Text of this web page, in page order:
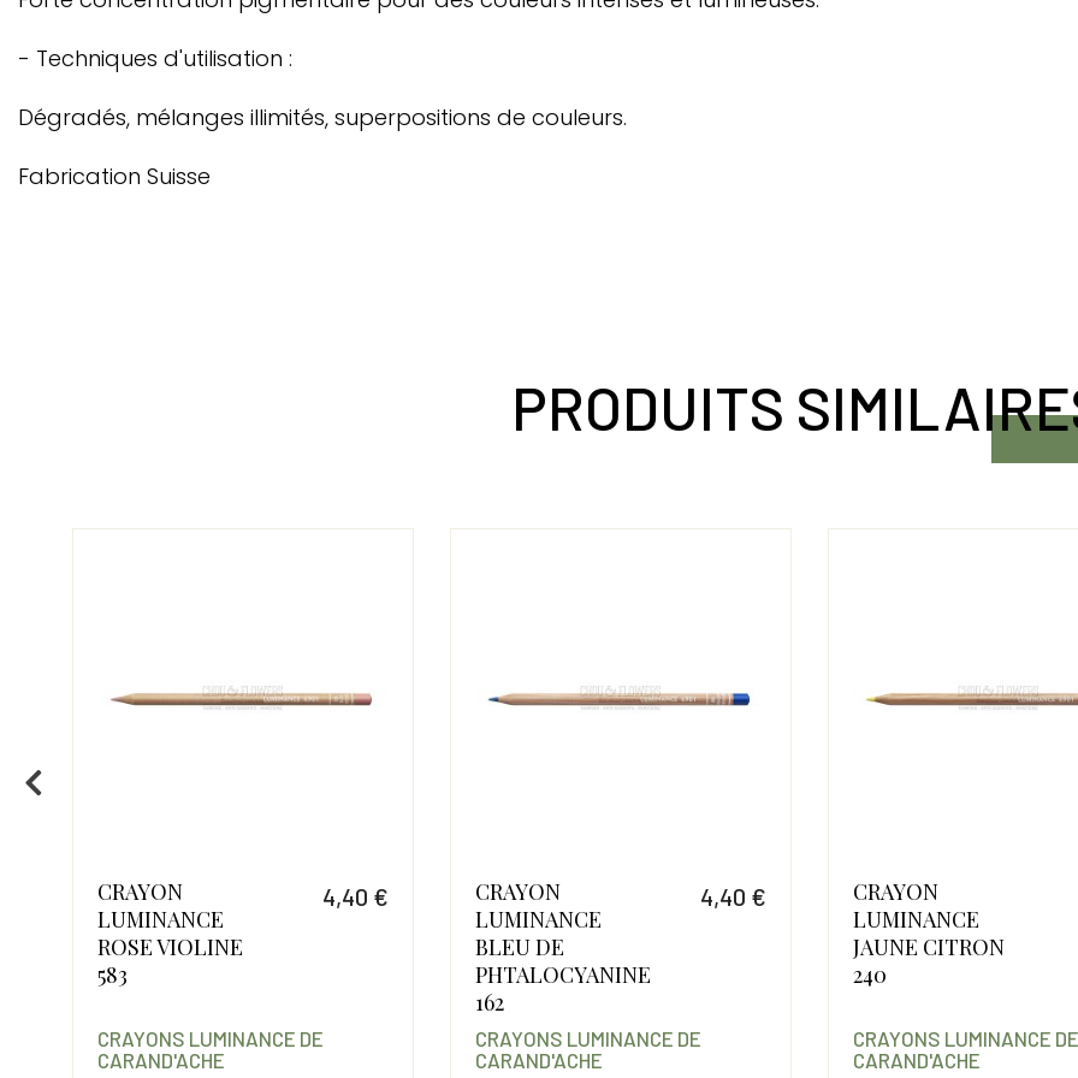
- Techniques d'utilisation :
Dégradés, mélanges illimités, superpositions de couleurs.
Fabrication Suisse
PRODUITS
CRAYON
LUMINANCE
ROSE VIOLINE
583
4,40 €
CRAYONS LUMINANCE DE
CARAND'ACHE
CRAYON
LUMINANCE
BLEU DE
PHTALOCYANINE
162
4,40 €
CRAYONS LUMINANCE DE
CARAND'ACHE
CRAYON
LUMINANCE
JAUNE CITRON
240
CRAYONS LUMINANCE DE
CARAND'ACHE